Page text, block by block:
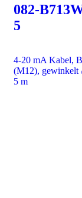
082-
5
4-20 mA Kabel,
(M12), gewinkelt
5 m